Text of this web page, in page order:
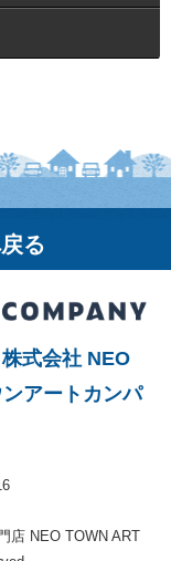
る
式会社 NEO
アートカンパ
店 NEO TOWN ART